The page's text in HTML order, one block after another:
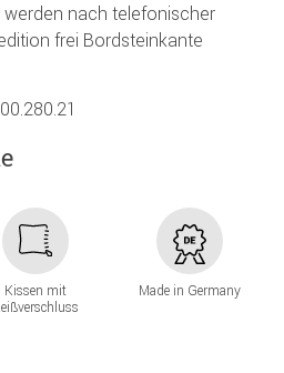
nach telefonischer
frei Bordsteinkante
Kissen mit
Made in Germany